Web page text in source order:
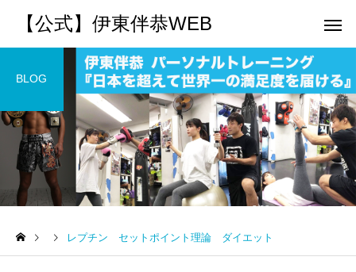
【公式】伊東伴恭WEB
トレーナーとして 個別トレー
パーソナルトレーニ
ング
キックボクシングで本当に
パーソナルトレーニ
パーソナルトレーナー
BLOG
レプチン セットポイント理論 ダイエット